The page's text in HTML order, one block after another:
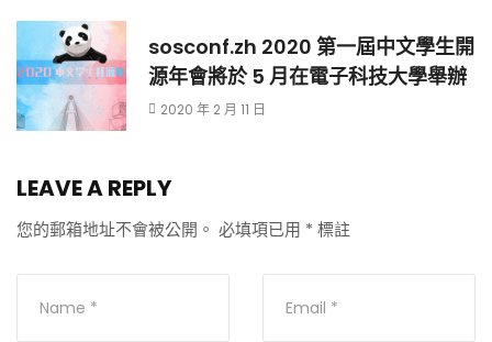
sosconf.zh 2020 第一屆中文學生開
源年會將於 5 月在電子科技大學舉辦
2020 年 2 月 11 日
LEAVE A REPLY
您的郵箱地址不會被公開。 必填項已用 * 標註